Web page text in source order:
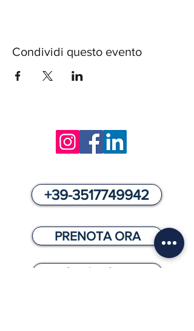
Condividi questo evento
+39-3517749942
PRENOTA ORA
info@biofeet.it